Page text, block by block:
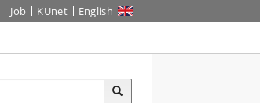
Job KUnet English